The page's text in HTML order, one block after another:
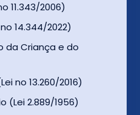
11.343/2006)
14.344/2022)
da Criança e do
no 13.260/2016)
(Lei 2.889/1956)